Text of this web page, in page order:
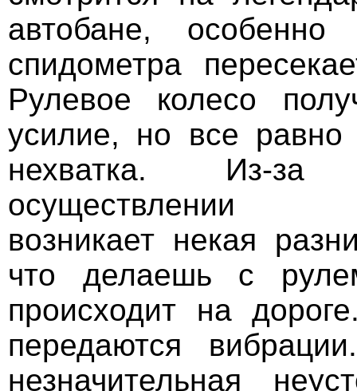
автобане, особенно
спидометра
Рулевое колесо
усилие, но все равно
нехватка. Из-
осуществлении
возникает некая
что делаешь с
происходит на
передаются
незначительная